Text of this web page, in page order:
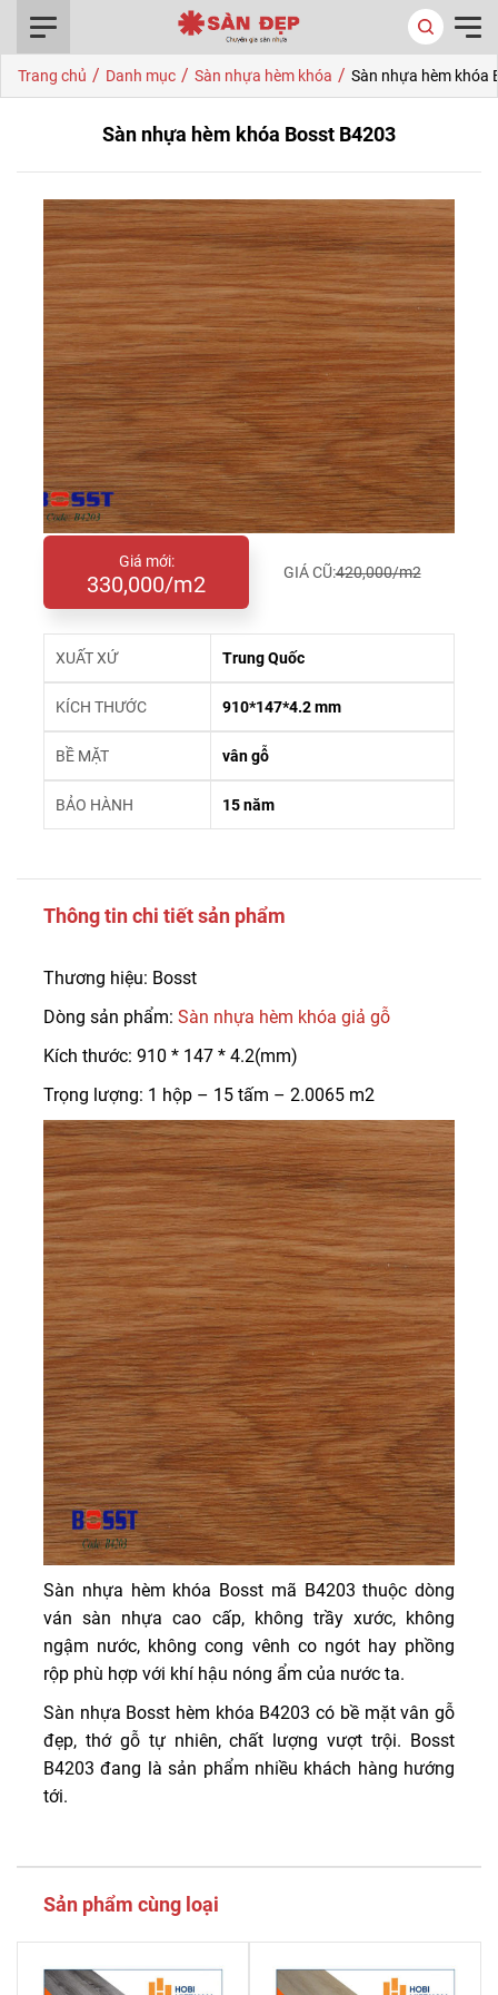
Trang chủ / Danh mục / Sàn nhựa hèm khóa / Sàn nhựa hèm khóa
Sàn nhựa hèm khóa Bosst B4203
Giá mới:
330,000/m2 GIÁ CŨ:420,000/m2
XUẤT XỨ Trung Quốc
KÍCH THƯỚC 910*147*4.2 mm
BỀ MẶT vân gỗ
BẢO HÀNH 15 năm
Thông tin chi tiết sản phẩm
Thương hiệu: Bosst
Dòng sản phẩm: Sàn nhựa hèm khóa giả gỗ
Kích thước: 910 * 147 * 4.2(mm)
Trọng lượng: 1 hộp – 15 tấm – 2.0065 m2
Sàn nhựa hèm khóa Bosst mã B4203 thuộc dòng
ván sàn nhựa cao cấp, không trầy xước, không
ngậm nước, không cong vênh co ngót hay phồng
rộp phù hợp với khí hậu nóng ẩm của nước ta.
Sàn nhựa Bosst hèm khóa B4203 có bề mặt vân gỗ
đẹp, thớ gỗ tự nhiên, chất lượng vượt trội. Bosst
B4203 đang là sản phẩm nhiều khách hàng hướng
tới.
Sản phẩm cùng loại